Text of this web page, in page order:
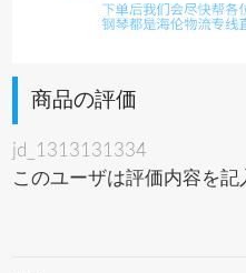
商品の評価
jd_1313131334
このユーザは評価内容を記